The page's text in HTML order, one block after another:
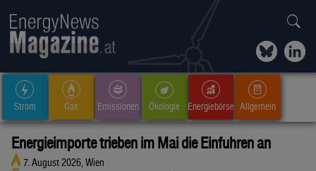
Strom Gas Emissionen Ökologie Energiebörse Allgemein
Energieimporte trieben im Mai die Einfuhren an
7. August 2026, Wien